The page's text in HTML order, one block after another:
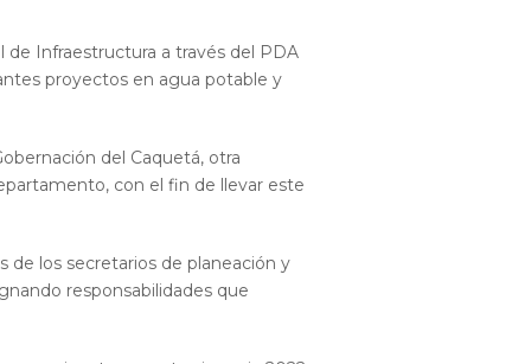
Infraestructura a través del PDA
proyectos en agua potable y
del Caquetá, otra
con el fin de llevar este
de los secretarios de planeación y
responsabilidades que